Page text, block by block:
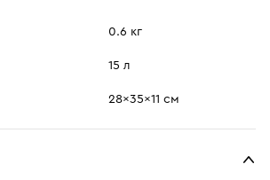
0.6 кг
15 л
28x35x11 см